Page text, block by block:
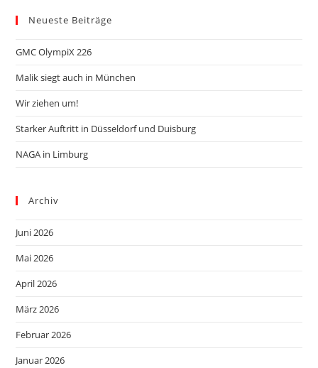
Neueste Beiträge
GMC OlympiX 226
Malik siegt auch in München
Wir ziehen um!
Starker Auftritt in Düsseldorf und Duisburg
NAGA in Limburg
Archiv
Juni 2026
Mai 2026
April 2026
März 2026
Februar 2026
Januar 2026